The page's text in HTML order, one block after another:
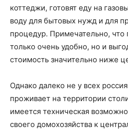
коттеджи, готовят еду на
воду для бытовых нужд и для
процедур. Примечательно, что
только очень удобно, но и
стоимость значительно ниже
Однако далеко не у всех
проживает на территории
имеется техническая
своего домохозяйства к